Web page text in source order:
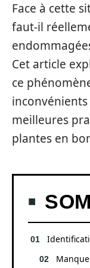
Face à cette
faut-il
Cet article
ce
meilleures
plantes en